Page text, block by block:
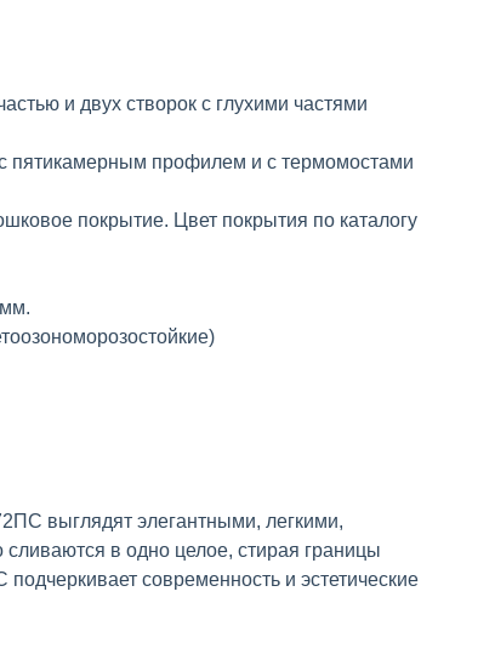
и двух створок с глухими частями
пятикамерным профилем и с термомостами
покрытие. Цвет покрытия по каталогу
выглядят элегантными, легкими,
в одно целое, стирая границы
современность и эстетические